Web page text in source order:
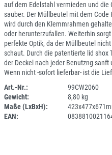
auf dem Edelstahl vermieden und die
sauber. Der Müllbeutel mit dem Code
wird durch den Klemmrahmen
oder herunterzufallen. Weiterhin sorgt
perfekte Optik, da der Müllbeutel
schaut. Durch die patentierte lid shox
der Deckel nach jeder Benutzng sanft
Wenn nicht -sofort lieferbar- ist die
Art.-Nr.:
99CW2060
Gewicht:
8,80 kg
Maße (LxBxH):
EAN: